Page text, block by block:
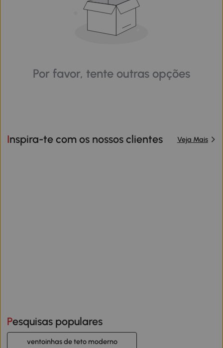
Por favor, tente outras opções
Inspira-te com os nossos clientes Veja Mais
Pesquisas populares
ventoinhas de teto moderno